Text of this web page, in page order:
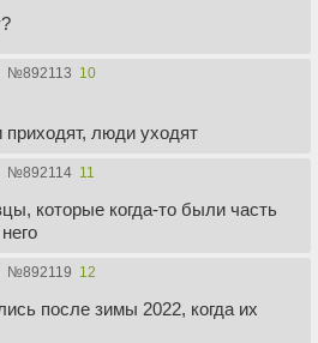
№892113 10
приходят, люди уходят
№892114 11
которые когда-то были часть
№892119 12
после зимы 2022, когда их